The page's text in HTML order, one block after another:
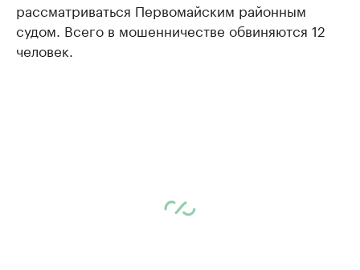
рассматриваться Первомайским районным
судом. Всего в мошенничестве обвиняются 12
человек.